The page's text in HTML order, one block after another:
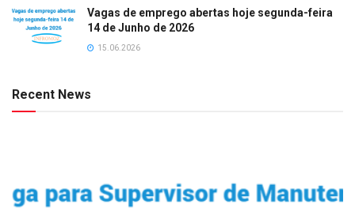
Vagas de emprego abertas hoje segunda-feira
14 de Junho de 2026
15.06.2026
Recent News